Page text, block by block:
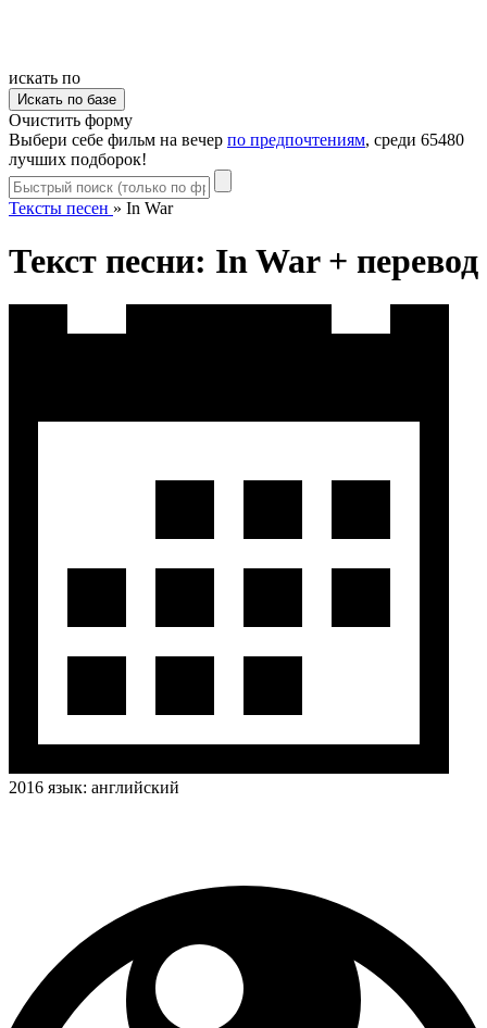
искать по
Очистить форму
Выбери себе фильм на вечер по предпочтениям, среди 65480
лучших подборок!
Тексты песен » In War
Текст песни: In War + перевод
2016 язык: английский